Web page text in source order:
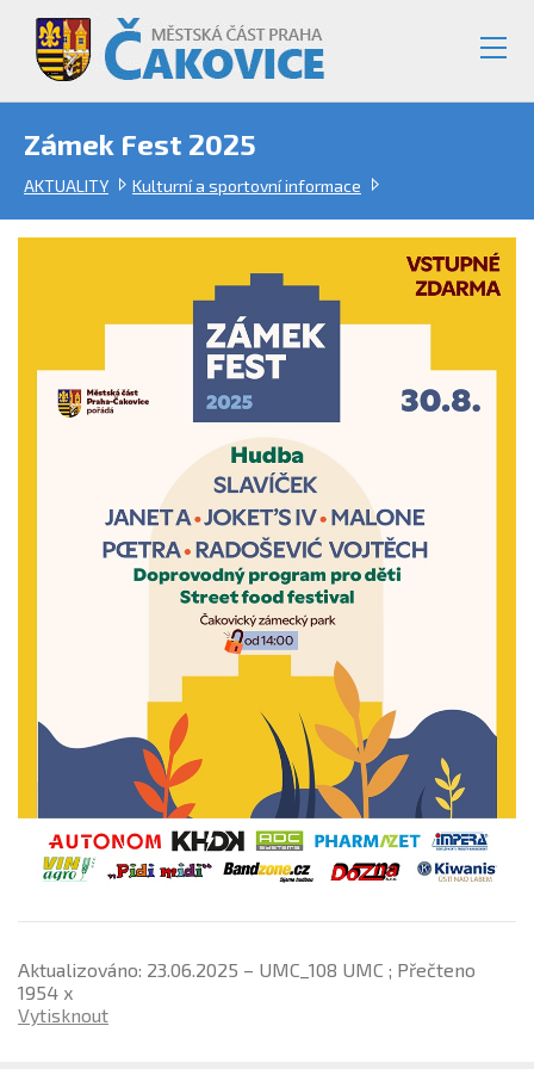
Zámek Fest 2025
AKTUALITY Kulturní a sportovní informace
Aktualizováno: 23.06.2025 – UMC_108 UMC ; Přečteno
1954 x
Vytisknout